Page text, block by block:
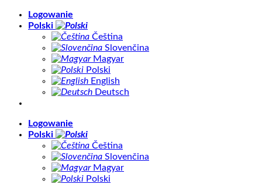
Skip
Logowanie
Polski
Čeština
Slovenčina
Magyar
Polski
English
Deutsch
Logowanie
Polski
Čeština
Slovenčina
Magyar
Polski